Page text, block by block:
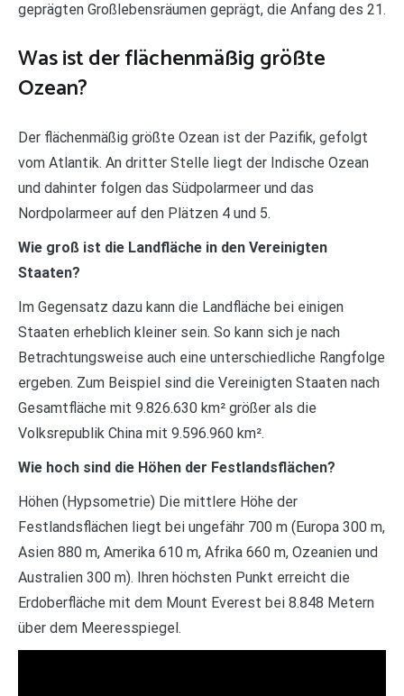
geprägten Großlebensräumen geprägt, die Anfang des 21.
Was ist der flächenmäßig größte
Ozean?
Der flächenmäßig größte Ozean ist der Pazifik, gefolgt
vom Atlantik. An dritter Stelle liegt der Indische Ozean
und dahinter folgen das Südpolarmeer und das
Nordpolarmeer auf den Plätzen 4 und 5.
Wie groß ist die Landfläche in den Vereinigten
Staaten?
Im Gegensatz dazu kann die Landfläche bei einigen
Staaten erheblich kleiner sein. So kann sich je nach
Betrachtungsweise auch eine unterschiedliche Rangfolge
ergeben. Zum Beispiel sind die Vereinigten Staaten nach
Gesamtfläche mit 9.826.630 km² größer als die
Volksrepublik China mit 9.596.960 km².
Wie hoch sind die Höhen der Festlandsflächen?
Höhen (Hypsometrie) Die mittlere Höhe der
Festlandsflächen liegt bei ungefähr 700 m (Europa 300 m,
Asien 880 m, Amerika 610 m, Afrika 660 m, Ozeanien und
Australien 300 m). Ihren höchsten Punkt erreicht die
Erdoberfläche mit dem Mount Everest bei 8.848 Metern
über dem Meeresspiegel.